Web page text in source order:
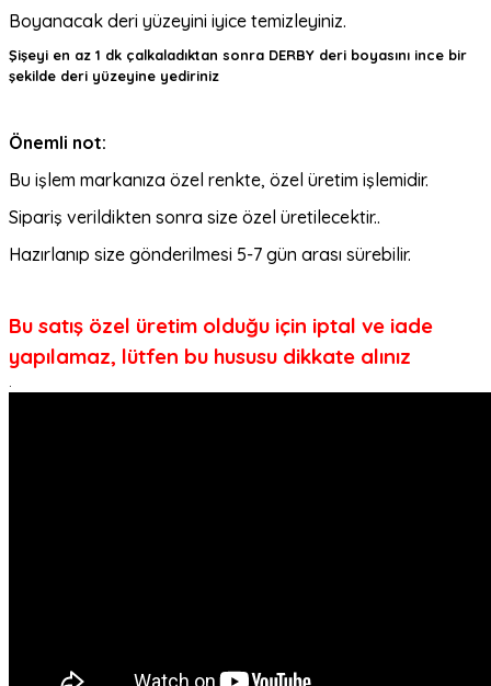
Boyanacak deri yüzeyini iyice temizleyiniz.
Şişeyi en az 1 dk çalkaladıktan sonra DERBY deri boyasını ince bir
şekilde deri yüzeyine yediriniz
Önemli not:
Bu işlem markanıza özel renkte, özel üretim işlemidir.
Sipariş verildikten sonra size özel üretilecektir..
Hazırlanıp size gönderilmesi 5-7 gün arası sürebilir.
Bu satış özel üretim olduğu için iptal ve iade
yapılamaz, lütfen bu hususu dikkate alınız